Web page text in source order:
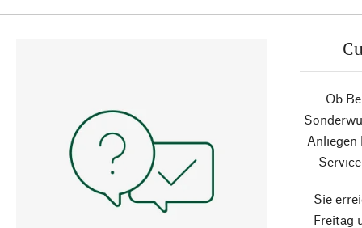
Ob
Anliegen
Sie
Freitag